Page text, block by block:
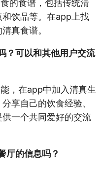
的食谱，包括传统清
饮品等。在app上找
真食谱。
？可以和其他用户交流
，在app中加入清真生
享自己的饮食经验、
一个共同爱好的交流
厅的信息吗？